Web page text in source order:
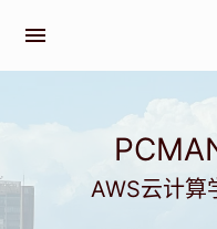
menu
AWS云计算